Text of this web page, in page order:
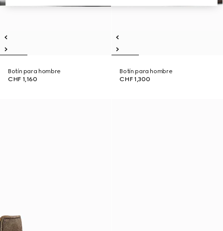
Botín para hombre
CHF 1,160
Botín para hombre
CHF 1,300